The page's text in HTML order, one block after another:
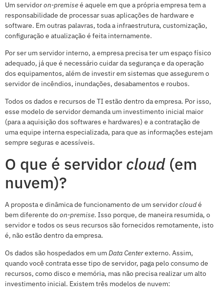
Um servidoron-premiseé aquele em que a própria empresa tem a
responsabilidade de processar suas aplicações de hardware e
software. Em outras palavras, toda a infraestrutura, customização,
configuração e atualização é feita internamente.
Por ser um servidor interno, a empresa precisa ter um espaço físico
adequado, já que é necessário cuidar da segurança e da operação
dos equipamentos, além de investir em sistemas que assegurem o
servidor de incêndios, inundações, desabamentos e roubos.
Todos os dados e recursos de TI estão dentro da empresa. Por isso,
esse modelo de servidor demanda um investimento inicial maior
(para a aquisição dos softwares e hardwares) e a contratação de
uma equipe interna especializada, para que as informações estejam
sempre seguras e acessíveis.
O que é servidor cloud (em
nuvem)?
A proposta e dinâmica de funcionamento de um servidorcloudé
bem diferente doon-premise. Isso porque, de maneira resumida, o
servidor e todos os seus recursos são fornecidos remotamente, isto
é, não estão dentro da empresa.
Os dados são hospedados em um Data Centerexterno. Assim,
quando você contrata esse tipo de servidor, paga pelo consumo de
recursos, como disco e memória, mas não precisa realizar um alto
investimento inicial. Existem três modelos de nuvem: